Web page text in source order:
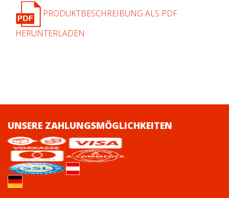
PRODUKTBESCHREIBUNG ALS PDF
HERUNTERLADEN
UNSERE ZAHLUNGSMÖGLICHKEITEN